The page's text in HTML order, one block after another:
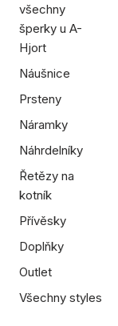
všechny
šperky u A-
Hjort
Náušnice
Prsteny
Náramky
Náhrdelníky
Řetězy na
kotník
Přívěsky
Doplňky
Outlet
Všechny styles